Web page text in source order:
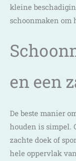
kleine
schoonmaken om
en een
De beste manier
houden is simpel.
zachte doek of
hele oppervlak